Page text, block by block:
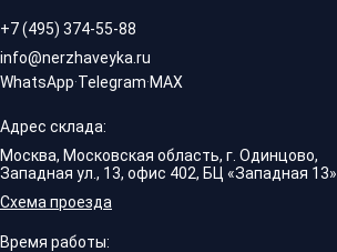
+7 (495) 374-55-88
info@nerzhaveyka.ru
WhatsApp·Telegram·MAX
Адрес склада:
Москва, Московская область, г. Одинцово,
Западная ул., 13, офис 402, БЦ «Западная 13».
Схема проезда
Время работы: